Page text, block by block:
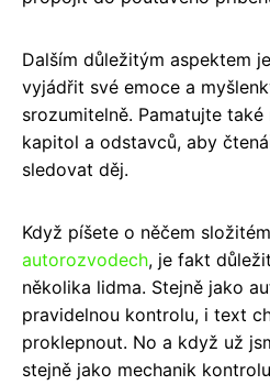
Dalším důležitým aspektem
vyjádřit své emoce a
srozumitelně. Pamatujte
kapitol a odstavců, aby
sledovat děj.
Když píšete o něčem
autorozvodech, je fakt
několika lidma. Stejně jako
pravidelnou kontrolu, i text
proklepnout. No a když už
stejně jako mechanik